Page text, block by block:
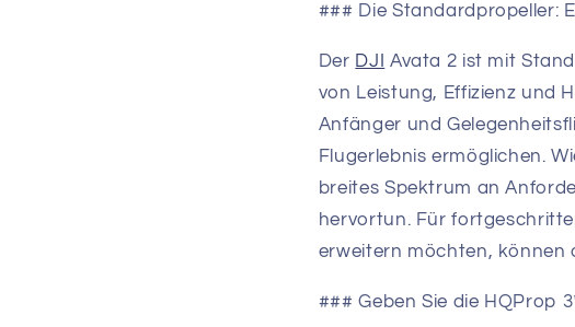
### Die Standardpropeller:
Der DJI
Avata 2 ist mit
von Leistung, Effizienz und
Anfänger und
Flugerlebnis ermöglichen.
breites Spektrum an
hervortun. Für
erweitern möchten, können
### Geben Sie die HQProp